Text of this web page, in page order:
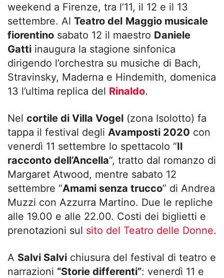
weekend a Firenze, tra l’11, il 12 e il 13
settembre. Al Teatro del Maggio musicale
fiorentino sabato 12 il maestro Daniele
Gatti inaugura la stagione sinfonica
dirigendo l’orchestra su musiche di Bach,
Stravinsky, Maderna e Hindemith, domenica
13 l’ultima replica del Rinaldo.
Nel cortile di Villa Vogel (zona Isolotto) fa
tappa il festival degli Avamposti 2020 con
venerdì 11 settembre lo spettacolo “Il
racconto dell’Ancella“, tratto dal romanzo di
Margaret Atwood, mentre sabato 12
settembre “Amami senza trucco” di Andrea
Muzzi con Azzurra Martino. Due le repliche
alle 19.00 e alle 22.00. Costi dei biglietti e
prenotazioni sul sito del Teatro delle Donne.
A Salvi Salvi chiusura del festival di teatro e
narrazioni “Storie differenti”: venerdì 11 e